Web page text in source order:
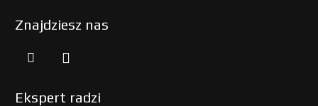
Znajdziesz nas
Ekspert radzi